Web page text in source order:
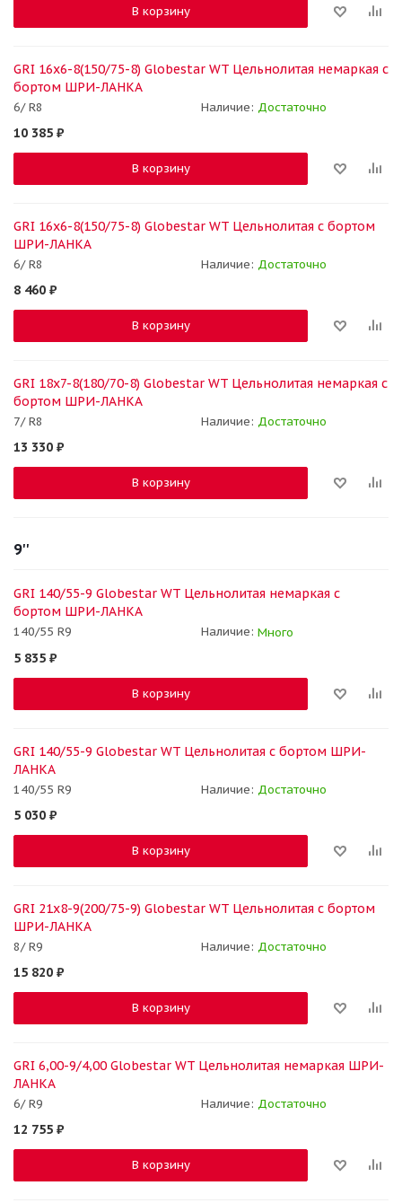
В корзину
GRI 16x6-8(150/75-8) Globestar WT Цельнолитая немаркая с
бортом ШРИ-ЛАНКА
6/ R8 Наличие: Достаточно
10 385 ₽
В корзину
GRI 16x6-8(150/75-8) Globestar WT Цельнолитая с бортом
ШРИ-ЛАНКА
6/ R8 Наличие: Достаточно
8 460 ₽
В корзину
GRI 18x7-8(180/70-8) Globestar WT Цельнолитая немаркая с
бортом ШРИ-ЛАНКА
7/ R8 Наличие: Достаточно
13 330 ₽
В корзину
9''
GRI 140/55-9 Globestar WT Цельнолитая немаркая с
бортом ШРИ-ЛАНКА
140/55 R9 Наличие: Много
5 835 ₽
В корзину
GRI 140/55-9 Globestar WT Цельнолитая с бортом ШРИ-
ЛАНКА
140/55 R9 Наличие: Достаточно
5 030 ₽
В корзину
GRI 21x8-9(200/75-9) Globestar WT Цельнолитая с бортом
ШРИ-ЛАНКА
8/ R9 Наличие: Достаточно
15 820 ₽
В корзину
GRI 6,00-9/4,00 Globestar WT Цельнолитая немаркая ШРИ-
ЛАНКА
6/ R9 Наличие: Достаточно
12 755 ₽
В корзину